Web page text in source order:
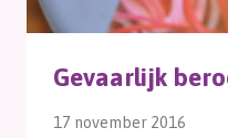
Gevaarlijk
17 november 2016